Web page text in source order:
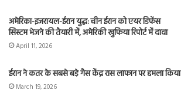
अमेरिका-इजरायल-ईरान युद्ध: चीन ईरान को एयर डिफेंस
सिस्टम भेजने की तैयारी में, अमेरिकी खुफिया रिपोर्ट में दावा
April 11, 2026
ईरान ने कतर के सबसे बड़े गैस केंद्र रास लाफान पर हमला किया
March 19, 2026